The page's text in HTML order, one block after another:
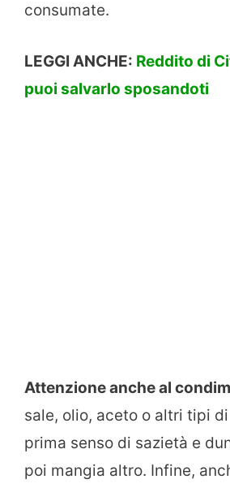
consumate.
LEGGI ANCHE: Reddito di
puoi salvarlo sposandoti
Attenzione anche al
sale, olio, aceto o altri tipi
prima senso di sazietà e
poi mangia altro. Infine,